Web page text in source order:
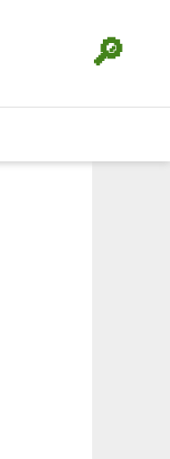
🔎